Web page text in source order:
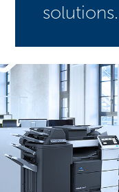
solutions.